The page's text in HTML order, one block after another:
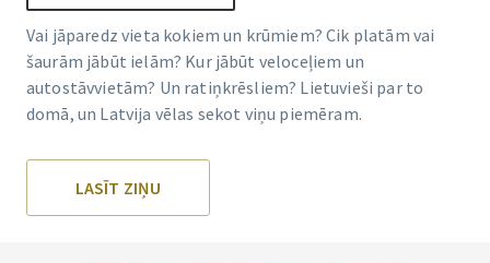
Vai jāparedz vieta kokiem un krūmiem? Cik platām vai
šaurām jābūt ielām? Kur jābūt veloceļiem un
autostāvvietām? Un ratiņkrēsliem? Lietuvieši par to
domā, un Latvija vēlas sekot viņu piemēram.
LASĪT ZIŅU